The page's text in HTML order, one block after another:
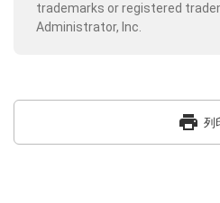
trademarks or registered
Administrator, Inc.
print 列